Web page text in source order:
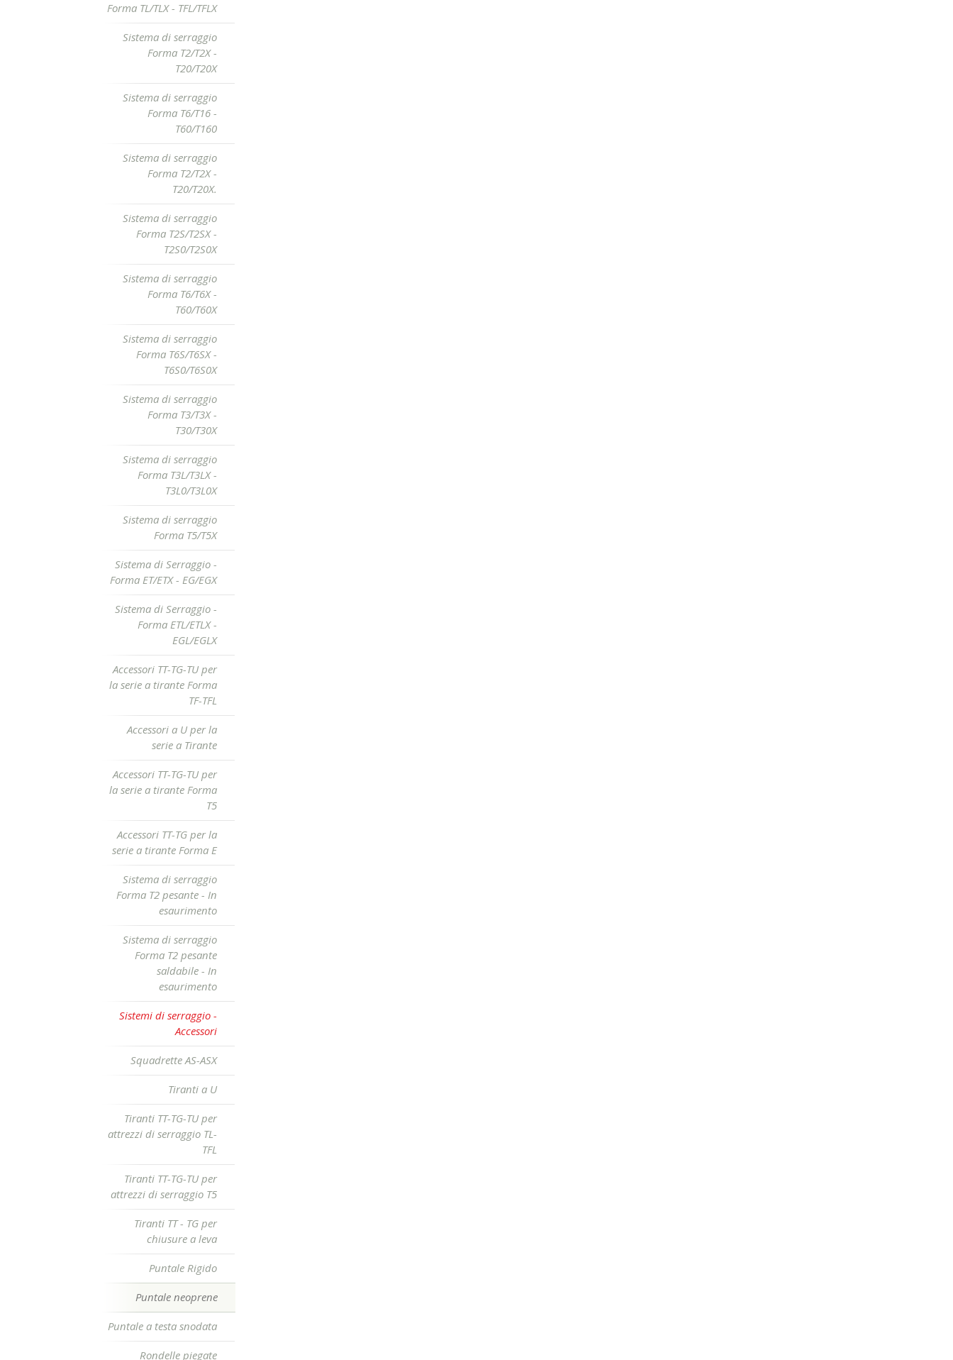
Forma TL/TLX - TFL/TFLX
Sistema di serraggio
Forma T2/T2X -
T20/T20X
Sistema di serraggio
Forma T6/T16 -
T60/T160
Sistema di serraggio
Forma T2/T2X -
T20/T20X.
Sistema di serraggio
Forma T2S/T2SX -
T2S0/T2S0X
Sistema di serraggio
Forma T6/T6X -
T60/T60X
Sistema di serraggio
Forma T6S/T6SX -
T6S0/T6S0X
Sistema di serraggio
Forma T3/T3X -
T30/T30X
Sistema di serraggio
Forma T3L/T3LX -
T3L0/T3L0X
Sistema di serraggio
Forma T5/T5X
Sistema di Serraggio -
Forma ET/ETX - EG/EGX
Sistema di Serraggio -
Forma ETL/ETLX -
EGL/EGLX
Accessori TT-TG-TU per
la serie a tirante Forma
TF-TFL
Accessori a U per la
serie a Tirante
Accessori TT-TG-TU per
la serie a tirante Forma
T5
Accessori TT-TG per la
serie a tirante Forma E
Sistema di serraggio
Forma T2 pesante - In
esaurimento
Sistema di serraggio
Forma T2 pesante
saldabile - In
esaurimento
Sistemi di serraggio -
Accessori
Squadrette AS-ASX
Tiranti a U
Tiranti TT-TG-TU per
attrezzi di serraggio TL-
TFL
Tiranti TT-TG-TU per
attrezzi di serraggio T5
Tiranti TT - TG per
chiusure a leva
Puntale Rigido
Puntale neoprene
Puntale a testa snodata
Rondelle piegate